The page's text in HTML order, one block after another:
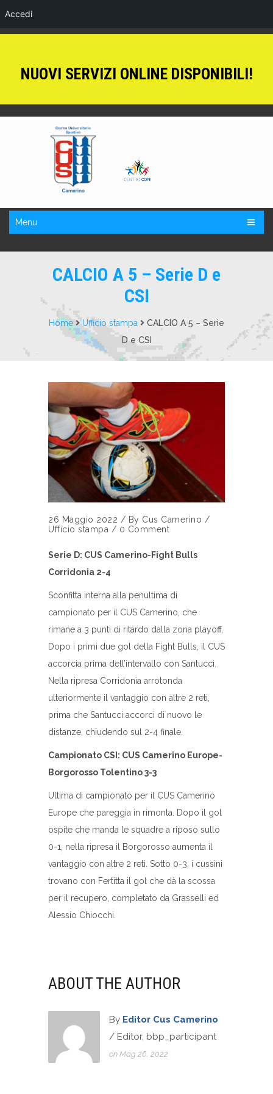
Accedi
NUOVI SERVIZI ONLINE DISPONIBILI!
Menu
CALCIO A 5 – Serie D e
CSI
Home Ufficio stampa
CALCIO A 5 – Serie
D e CSI
26 Maggio 2022 / By Cus Camerino /
Ufficio stampa / 0 Comment
Serie D: CUS Camerino-Fight Bulls
Corridonia 2-4
Sconfitta interna alla penultima di
campionato per il CUS Camerino, che
rimane a 3 punti di ritardo dalla zona playoff.
Dopo i primi due gol della Fight Bulls, il CUS
accorcia prima dell’intervallo con Santucci.
Nella ripresa Corridonia arrotonda
ulteriormente il vantaggio con altre 2 reti,
prima che Santucci accorci di nuovo le
distanze, chiudendo sul 2-4 finale.
Campionato CSI: CUS Camerino Europe-
Borgorosso Tolentino 3-3
Ultima di campionato per il CUS Camerino
Europe che pareggia in rimonta. Dopo il gol
ospite che manda le squadre a riposo sullo
0-1, nella ripresa il Borgorosso aumenta il
vantaggio con altre 2 reti. Sotto 0-3, i cussini
trovano con Fertitta il gol che dà la scossa
per il recupero, completato da Grasselli ed
Alessio Chiocchi.
ABOUT THE AUTHOR
By Editor Cus Camerino
/ Editor, bbp_participant
on Mag 26, 2022